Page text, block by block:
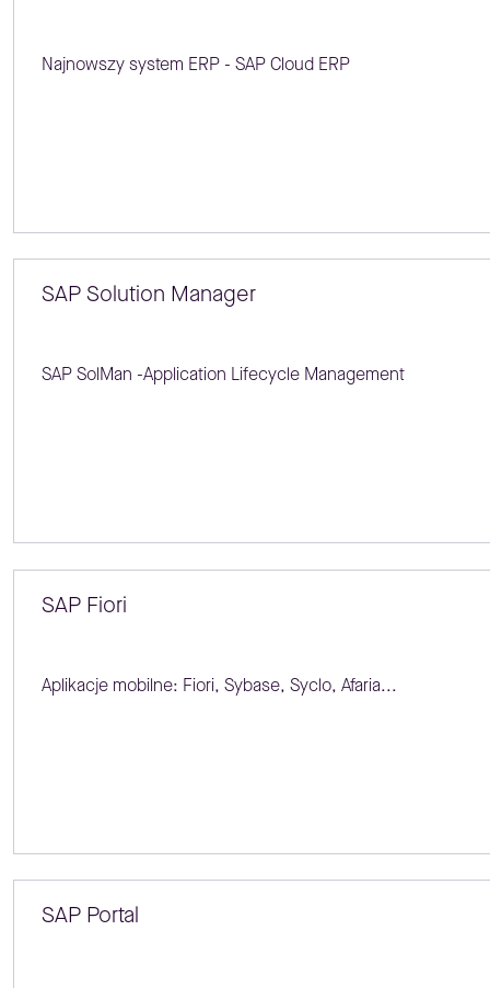
Najnowszy system ERP - SAP Cloud ERP
SAP Solution Manager
SAP SolMan -Application Lifecycle Management
SAP Fiori
Aplikacje mobilne: Fiori, Sybase, Syclo, Afaria...
SAP Portal